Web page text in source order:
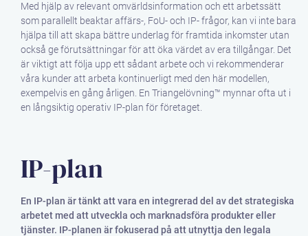
Med hjälp av relevant omvärldsinformation och ett arbetssätt
som parallellt beaktar affärs-, FoU- och IP- frågor, kan vi inte bara
hjälpa till att skapa bättre underlag för framtida inkomster utan
också ge förutsättningar för att öka värdet av era tillgångar. Det
är viktigt att följa upp ett sådant arbete och vi rekommenderar
våra kunder att arbeta kontinuerligt med den här modellen,
exempelvis en gång årligen. En Triangelövning™ mynnar ofta ut i
en långsiktig operativ IP-plan för företaget.
IP-plan
En IP-plan är tänkt att vara en integrerad del av det strategiska
arbetet med att utveckla och marknadsföra produkter eller
tjänster. IP-planen är fokuserad på att utnyttja den legala